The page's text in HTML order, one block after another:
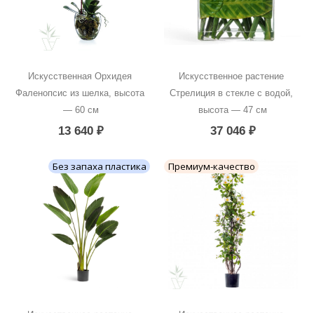
Искусственная Орхидея
Фаленопсис из шелка, высота
— 60 см
13 640₽
Искусственное растение
Стрелиция в стекле с водой,
высота — 47 см
37 046 ₽
Без запаха пластика Премиум-качество